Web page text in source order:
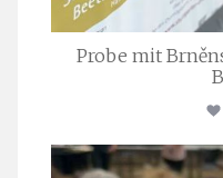
Probe mit